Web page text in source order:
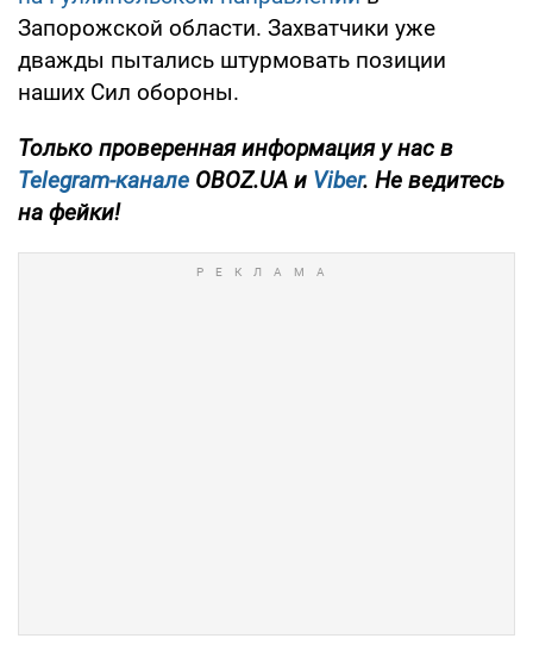
Запорожской области. Захватчики уже
дважды пытались штурмовать позиции
наших Сил обороны.
Только проверенная информация у нас в
Telegram-канале OBOZ.UA и Viber. Не ведитесь
на фейки!